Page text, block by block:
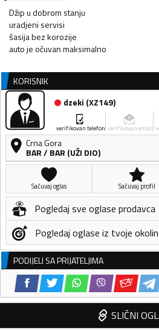
Džip u dobrom stanju
uradjeni servisi
šasija bez korozije
auto je očuvan maksimalno
KORISNIK
dzeki (XZ149)
verifikovan telefon verifikovan email
Crna Gora
BAR/ BAR (UŽI DIO)
Sačuvaj oglas Sačuvaj profil
Pogledaj sve oglase prodavca
Pogledaj oglase iz tvoje
PODIJELI SA PRIJATELJIMA
SLIČNI